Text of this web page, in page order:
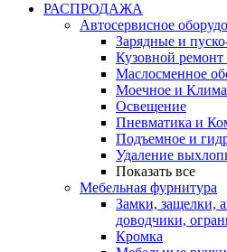
РАСПРОДАЖА
Автосервисное
Зарядные и
Кузовной ремонт
Маслосменное
Моечное и
Освещение
Пневматика и
Подъемное и
Удаление
Показать все
Мебельная фурнитура
Замки, защелки,
доводчики,
Кромка